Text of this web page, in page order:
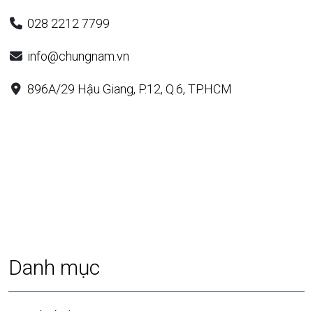
028 2212 7799
info@chungnam.vn
896A/29 Hậu Giang, P.12, Q.6, TP.HCM
Danh mục